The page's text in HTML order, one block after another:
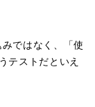
ではなく、「使
テストだといえ